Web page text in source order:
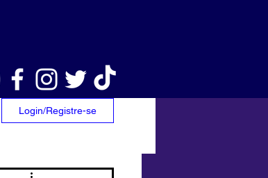
Login/Registre-se